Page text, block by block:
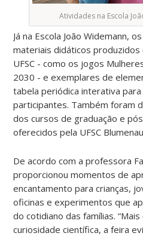
Atividades na Escola
Já na Escola João Widemann,
materiais didáticos
UFSC - como os jogos
2030 - e exemplares de
tabela periódica interativa
participantes. Também foram
dos cursos de graduação e
oferecidos pela UFSC
De acordo com a professora
proporcionou momentos de
encantamento para crianças,
oficinas e experimentos que
do cotidiano das famílias.
curiosidade científica, a feira